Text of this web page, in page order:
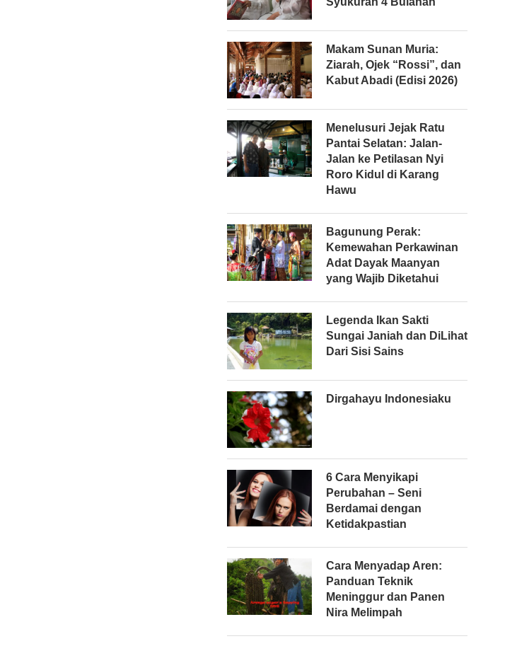
Makam Sunan Muria:
Ziarah, Ojek “Rossi”, dan
Kabut Abadi (Edisi 2026)
Menelusuri Jejak Ratu
Pantai Selatan: Jalan-
Jalan ke Petilasan Nyi
Roro Kidul di Karang
Hawu
Bagunung Perak:
Kemewahan Perkawinan
Adat Dayak Maanyan
yang Wajib Diketahui
Legenda Ikan Sakti
Sungai Janiah dan DiLihat
Dari Sisi Sains
Dirgahayu Indonesiaku
6 Cara Menyikapi
Perubahan – Seni
Berdamai dengan
Ketidakpastian
Cara Menyadap Aren:
Panduan Teknik
Meninggur dan Panen
Nira Melimpah